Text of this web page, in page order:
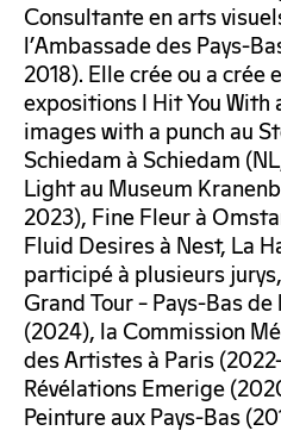
Consultante en arts
l’Ambassade des Pays-
2018). Elle crée ou a crée
expositions I Hit You With
images with a punch au
Schiedam à Schiedam
Light au Museum
2023), Fine Fleur à
Fluid Desires à Nest, La
participé à plusieurs
Grand Tour – Pays-Bas
(2024), la Commission
des Artistes à Paris
Révélations Emerige
Peinture aux Pays-Bas